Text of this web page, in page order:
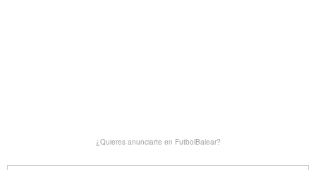
¿Quieres anunciarte en FutbolBalear?